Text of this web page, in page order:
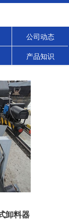
公司动态
产品知识
卸料器